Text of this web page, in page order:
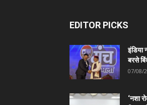
EDITOR PICKS
इंडिया
बरसे
07/08/
‘नशा